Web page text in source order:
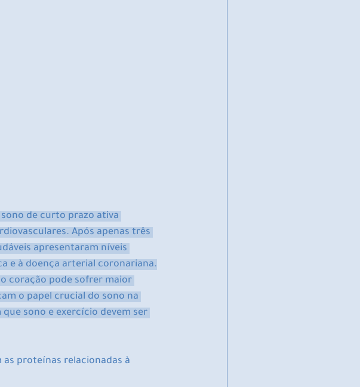
de curto prazo ativa
Após apenas três
​​apresentaram níveis
e à doença arterial coronariana.
coração pode sofrer maior
o papel crucial do sono na
sono e exercício devem ser
proteínas relacionadas à